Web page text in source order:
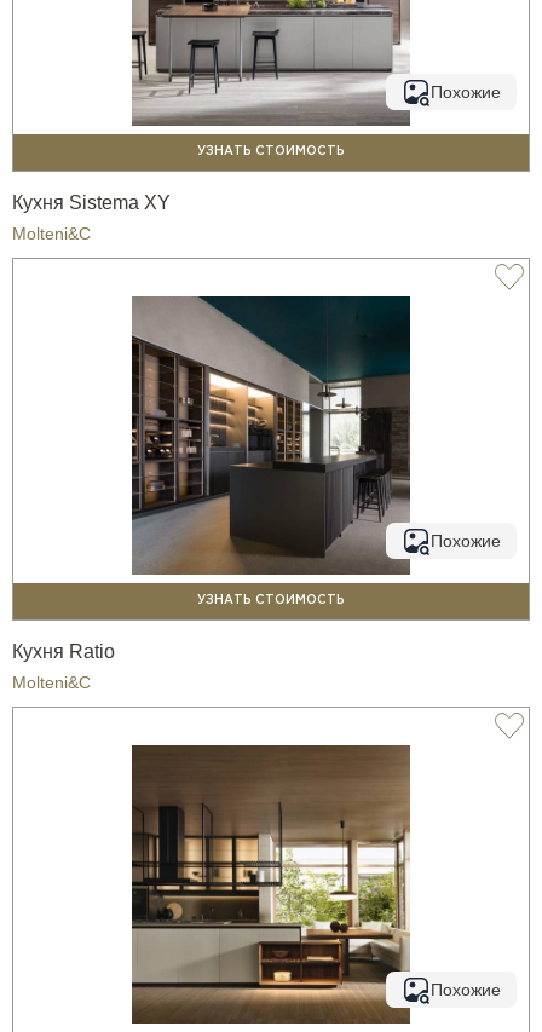
Похожие
УЗНАТЬ СТОИМОСТЬ
Кухня Sistema XY
Molteni&C
Похожие
УЗНАТЬ СТОИМОСТЬ
Кухня Ratio
Molteni&C
Похожие